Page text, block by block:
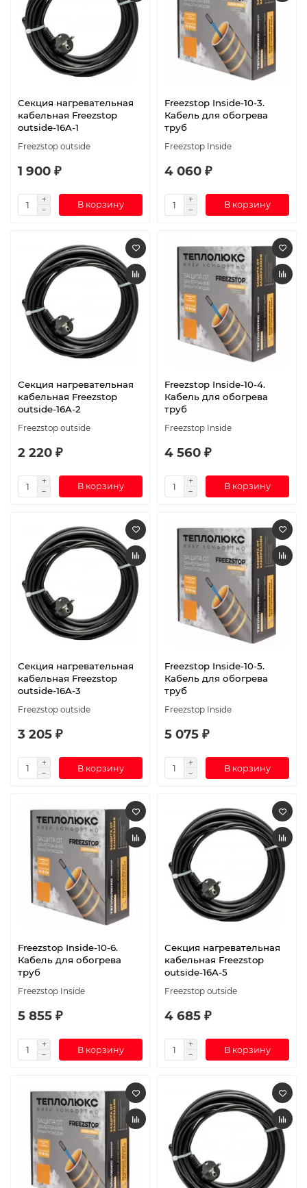
Секция нагревательная
кабельная Freezstop
outside-16A-1
Freezstop outside
1 900 ₽
В корзину
Freezstop Inside-10-3.
Кабель для обогрева
труб
Freezstop Inside
4 060 ₽
В корзину
Секция нагревательная
кабельная Freezstop
outside-16A-2
Freezstop outside
2 220 ₽
В корзину
Freezstop Inside-10-4.
Кабель для обогрева
труб
Freezstop Inside
4 560 ₽
В корзину
Секция нагревательная
кабельная Freezstop
outside-16A-3
Freezstop outside
3 205 ₽
В корзину
Freezstop Inside-10-5.
Кабель для обогрева
труб
Freezstop Inside
5 075 ₽
В корзину
Freezstop Inside-10-6.
Кабель для обогрева
труб
Freezstop Inside
5 855 ₽
В корзину
Секция нагревательная
кабельная Freezstop
outside-16A-5
Freezstop outside
4 685 ₽
В корзину